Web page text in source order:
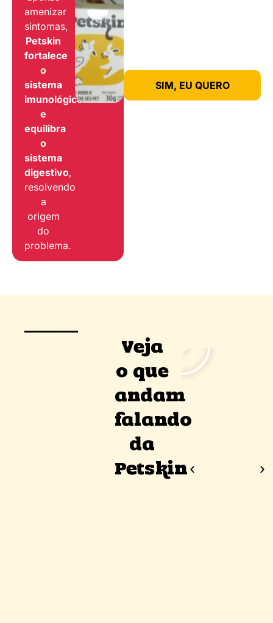
amenizar
sintomas,
Petskin
fortalece
o
sistema
imunológico
e
equilibra
o
sistema
digestivo,
resolvendo
a
origem
do
problema.
SIM, EU QUERO
Veja
o que
andam
falando
da
Petskin